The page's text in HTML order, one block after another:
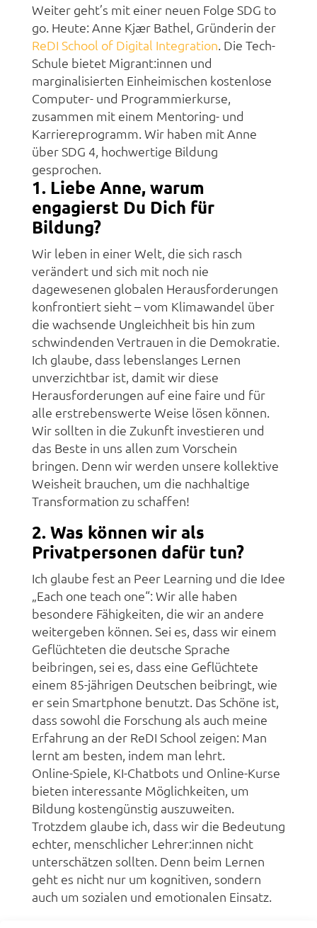
Weiter geht’s mit einer neuen Folge SDG to
go. Heute: Anne Kjær Bathel, Gründerin der
ReDI School of Digital Integration . Die Tech-
Schule bietet Migrant:innen und
marginalisierten Einheimischen kostenlose
Computer- und Programmierkurse,
zusammen mit einem Mentoring- und
Karriereprogramm. Wir haben mit Anne
über SDG 4, hochwertige Bildung
gesprochen.
1. Liebe Anne, warum
engagierst Du Dich für
Bildung?
Wir leben in einer Welt, die sich rasch
verändert und sich mit noch nie
dagewesenen globalen Herausforderungen
konfrontiert sieht – vom Klimawandel über
die wachsende Ungleichheit bis hin zum
schwindenden Vertrauen in die Demokratie.
Ich glaube, dass lebenslanges Lernen
unverzichtbar ist, damit wir diese
Herausforderungen auf eine faire und für
alle erstrebenswerte Weise lösen können.
Wir sollten in die Zukunft investieren und
das Beste in uns allen zum Vorschein
bringen. Denn wir werden unsere kollektive
Weisheit brauchen, um die nachhaltige
Transformation zu schaffen!
2. Was können wir als
Privatpersonen dafür tun?
Ich glaube fest an Peer Learning und die Idee
„Each one teach one“: Wir alle haben
besondere Fähigkeiten, die wir an andere
weitergeben können. Sei es, dass wir einem
Geflüchteten die deutsche Sprache
beibringen, sei es, dass eine Geflüchtete
einem 85-jährigen Deutschen beibringt, wie
er sein Smartphone benutzt. Das Schöne ist,
dass sowohl die Forschung als auch meine
Erfahrung an der ReDI School zeigen: Man
lernt am besten, indem man lehrt.
Online-Spiele, KI-Chatbots und Online-Kurse
bieten interessante Möglichkeiten, um
Bildung kostengünstig auszuweiten.
Trotzdem glaube ich, dass wir die Bedeutung
echter, menschlicher Lehrer:innen nicht
unterschätzen sollten. Denn beim Lernen
geht es nicht nur um kognitiven, sondern
auch um sozialen und emotionalen Einsatz.